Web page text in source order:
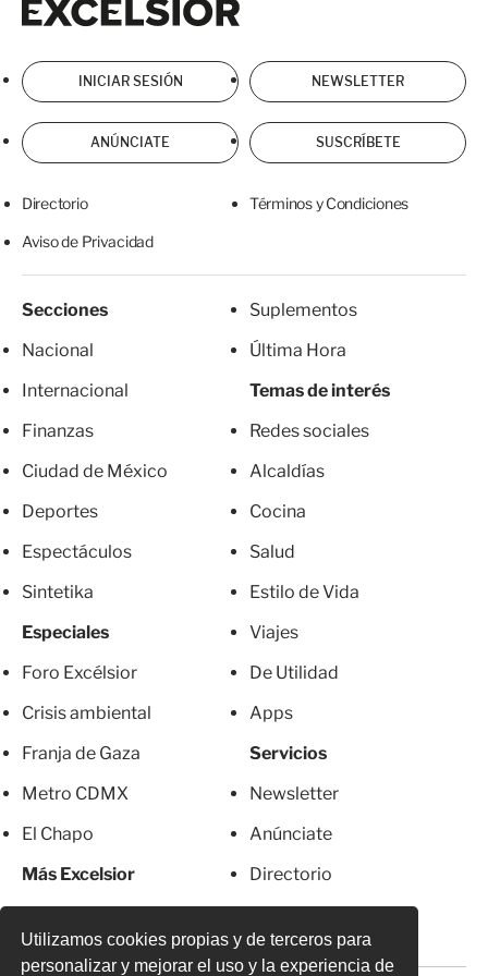
Utilizamos cookies propias y de terceros para
personalizar y mejorar el uso y la experiencia de
INICIAR SESIÓN NEWSLETTER
ANÚNCIATE SUSCRÍBETE
Directorio Términos y Condiciones
Aviso de Privacidad
Secciones
Nacional
Internacional
Finanzas
Ciudad de México
Deportes
Espectáculos
Sintetika
Especiales
Foro Excélsior
Crisis ambiental
Franja de Gaza
Metro CDMX
El Chapo
Más Excelsior
Suplementos
Última Hora
Temas de interés
Redes sociales
Alcaldías
Cocina
Salud
Estilo de Vida
Viajes
De Utilidad
Apps
Servicios
Newsletter
Anúnciate
Directorio